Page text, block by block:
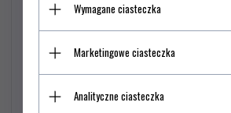
Wymagane ciasteczka
Marketingowe ciasteczka
Analityczne ciasteczka